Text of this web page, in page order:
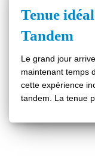
Tenue
Tandem
Le grand jour
maintenant temps
cette expérience
tandem. La tenue